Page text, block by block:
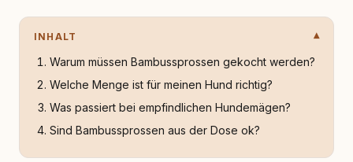
INHALT
Warum müssen Bambussprossen gekocht werden?
Welche Menge ist für meinen Hund richtig?
Was passiert bei empfindlichen Hundemägen?
Sind Bambussprossen aus der Dose ok?